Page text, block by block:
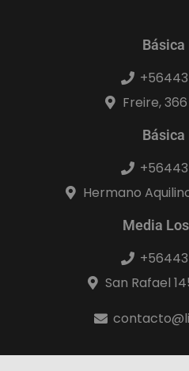
Básica
Freire,
Básica
Hermano
Media
San Rafael